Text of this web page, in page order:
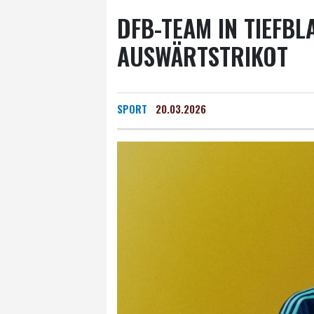
DFB-TEAM IN
AUSWÄRTSTRIKOT
SPORT 20.03.2026